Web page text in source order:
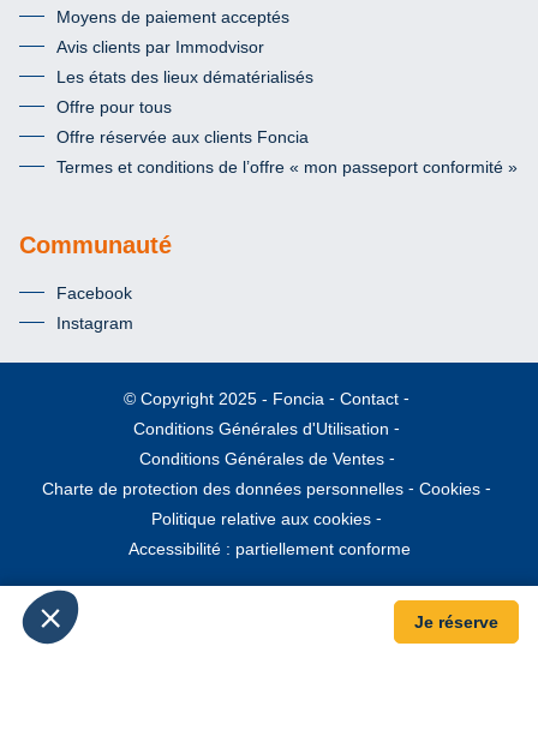
Je réserve
Moyens de paiement acceptés
Avis clients par Immodvisor
Les états des lieux dématérialisés
Offre pour tous
Offre réservée aux clients Foncia
Termes et conditions de l’offre « mon passeport conformité »
Communauté
Facebook
Instagram
© Copyright 2025 Foncia
Contact
Conditions Générales d'Utilisation
Conditions Générales de Ventes
Charte de protection des données personnelles
Cookies
Politique relative aux cookies
Accessibilité : partiellement conforme